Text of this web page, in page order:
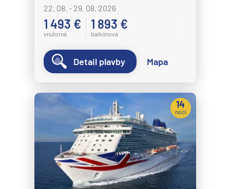
22. 08. - 29. 08. 2026
1 493 €
vnútorná
1 893 €
balkónová
Detail plavby Mapa
14
nocí